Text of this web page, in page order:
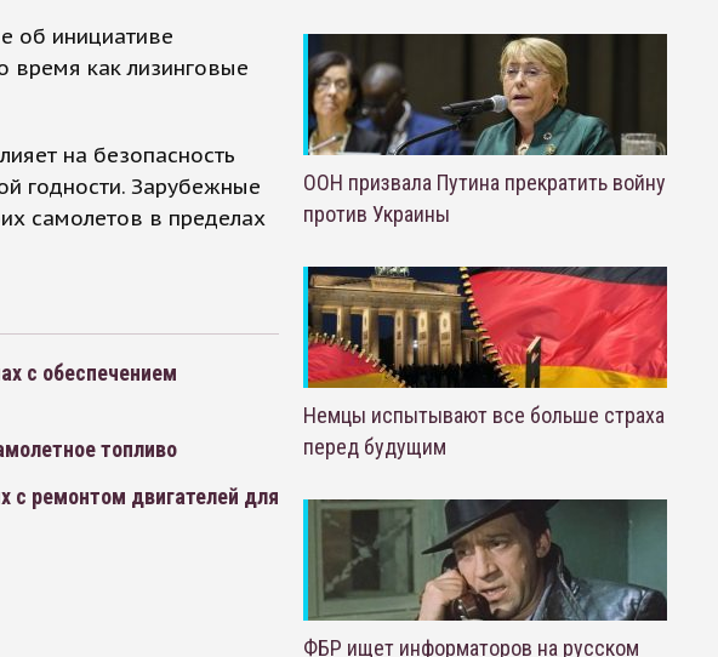
об инициативе
время как лизинговые
на безопасность
годности. Зарубежные
самолетов в пределах
с обеспечением
топливо
с ремонтом двигателей для
ООН призвала Путина прекратить войну
против Украины
Немцы испытывают все больше страха
перед будущим
ФБР ищет информаторов на русском